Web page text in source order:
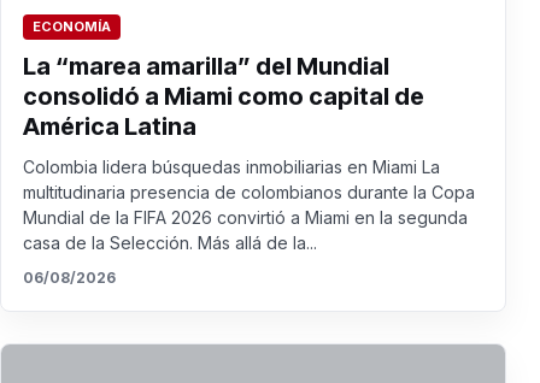
ECONOMÍA
La “marea amarilla” del Mundial
consolidó a Miami como capital de
América Latina
Colombia lidera búsquedas inmobiliarias en Miami La
multitudinaria presencia de colombianos durante la Copa
Mundial de la FIFA 2026 convirtió a Miami en la segunda
casa de la Selección. Más allá de la...
06/08/2026